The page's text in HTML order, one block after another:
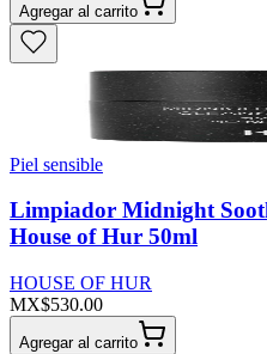
Agregar al carrito
Piel sensible
Limpiador Midnight
House of Hur 50ml
HOUSE OF HUR
MX$530.00
Agregar al carrito